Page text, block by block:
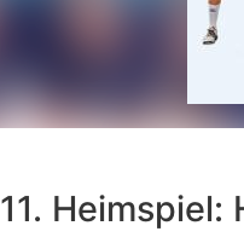
11. Heimspiel: